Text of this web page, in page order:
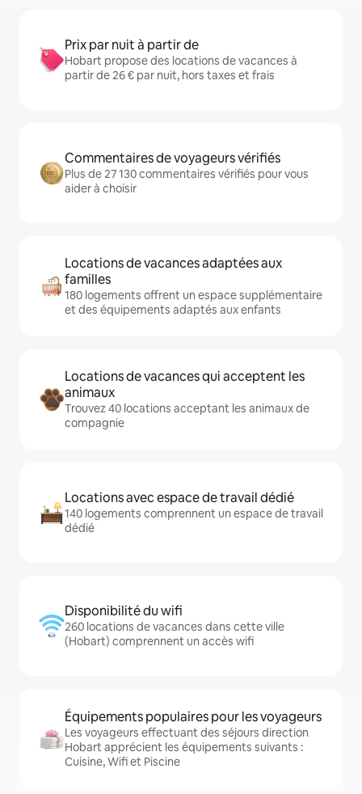
Prix par nuit à partir de
Hobart propose des locations de vacances à
partir de 26 € par nuit, hors taxes et frais
Commentaires de voyageurs vérifiés
Plus de 27 130 commentaires vérifiés pour vous
aider à choisir
Locations de vacances adaptées aux
familles
180 logements offrent un espace supplémentaire
et des équipements adaptés aux enfants
Locations de vacances qui acceptent les
animaux
Trouvez 40 locations acceptant les animaux de
compagnie
Locations avec espace de travail dédié
140 logements comprennent un espace de travail
dédié
Disponibilité du wifi
260 locations de vacances dans cette ville
(Hobart) comprennent un accès wifi
Équipements populaires pour les voyageurs
Les voyageurs effectuant des séjours direction
Hobart apprécient les équipements suivants :
Cuisine, Wifi et Piscine